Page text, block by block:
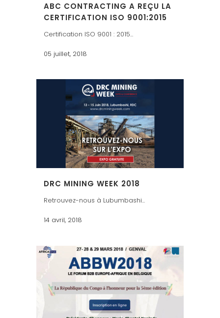
ABC CONTRACTING A REÇU LA
CERTIFICATION ISO 9001:2015
Certification ISO 9001 : 2015...
05 juillet, 2018
DRC MINING WEEK 2018
Retrouvez-nous à Lubumbashi...
14 avril, 2018